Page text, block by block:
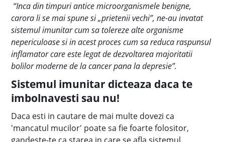
“Inca din timpuri antice microorganismele benigne,
carora li se mai spune si „prietenii vechi”, ne-au invatat
sistemul imunitar cum sa tolereze alte organisme
nepericuloase si in acest proces cum sa reduca raspunsul
inflamator care este legat de dezvoltarea majoritatii
bolilor moderne de la cancer pana la depresie”.
Sistemul imunitar dicteaza daca te
imbolnavesti sau nu!
Daca esti in cautare de mai multe dovezi ca
'mancatul mucilor' poate sa fie foarte folositor,